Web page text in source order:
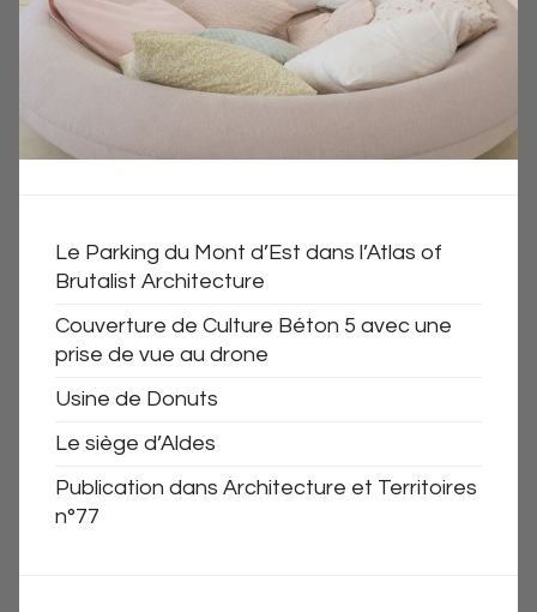
Le Parking du Mont d’Est dans l’Atlas of
Brutalist Architecture
Couverture de Culture Béton 5 avec une
prise de vue au drone
Usine de Donuts
Le siège d’Aldes
Publication dans Architecture et Territoires
n°77